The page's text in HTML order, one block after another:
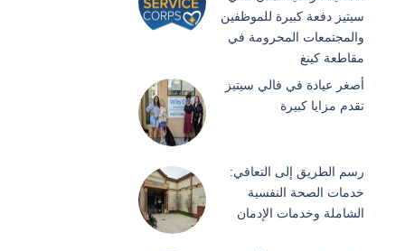
سيتيز دفعة كبيرة للموظفين
والمجتمعات المحرومة في
مقاطعة كينغ
أصغر عيادة في فالي سيتيز
تقدم مزايا كبيرة
رسم الطريق إلى التعافي:
خدمات الصحة النفسية
الشاملة وخدمات الإدمان